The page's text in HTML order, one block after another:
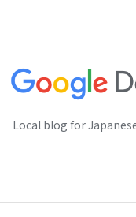
Local blog for